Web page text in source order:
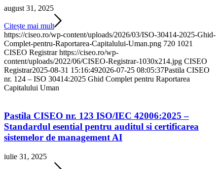
august 31, 2025
Citește mai mult
https://ciseo.ro/wp-content/uploads/2026/03/ISO-30414-2025-Ghid-
Complet-pentru-Raportarea-Capitalului-Uman.png 720 1021
CISEO Registrar https://ciseo.ro/wp-
content/uploads/2022/06/CISEO-Registrar-1030x214.jpg CISEO
Registrar2025-08-31 15:16:492026-07-25 08:05:37Pastila CISEO
nr. 124 – ISO 30414:2025 Ghid Complet pentru Raportarea
Capitalului Uman
Pastila CISEO nr. 123 ISO/IEC 42006:2025 –
Standardul esential pentru auditul si certificarea
sistemelor de management AI
iulie 31, 2025